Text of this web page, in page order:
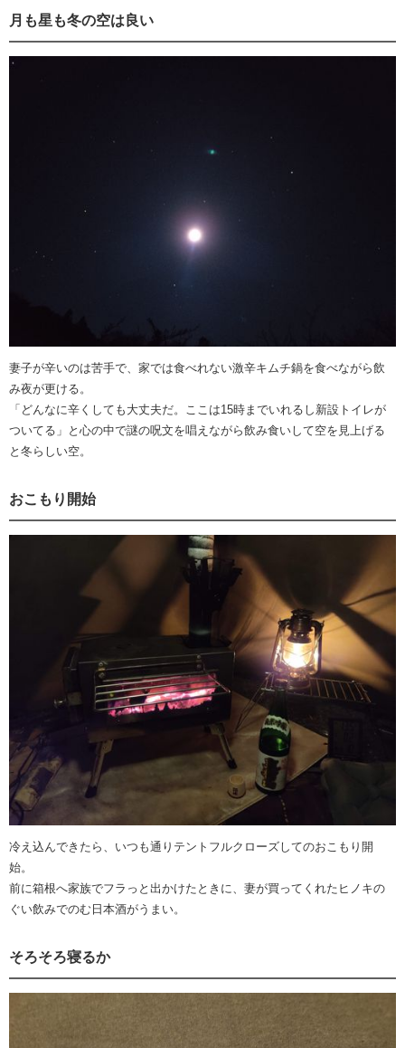
月も星も冬の空は良い
妻子が辛いのは苦手で、家では食べれない激辛キムチ鍋を食べながら飲
み夜が更ける。
「どんなに辛くしても大丈夫だ。ここは15時までいれるし新設トイレが
ついてる」と心の中で謎の呪文を唱えながら飲み食いして空を見上げる
と冬らしい空。
おこもり開始
冷え込んできたら、いつも通りテントフルクローズしてのおこもり開
始。
前に箱根へ家族でフラっと出かけたときに、妻が買ってくれたヒノキの
ぐい飲みでのむ日本酒がうまい。
そろそろ寝るか